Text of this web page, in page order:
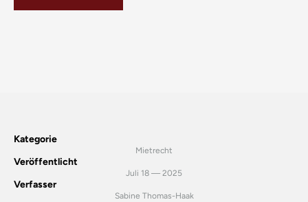
Kategorie
Mietrecht
Veröffentlicht
Juli 18 — 2025
Verfasser
Sabine Thomas-Haak